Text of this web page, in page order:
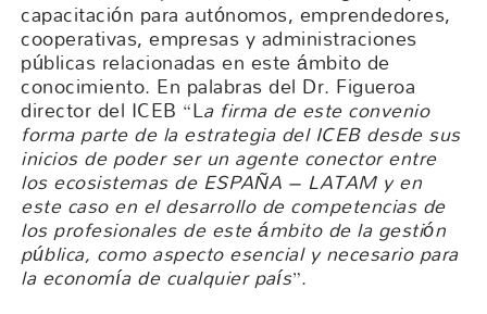
capacitación para autónomos, emprendedores,
cooperativas, empresas y administraciones
públicas relacionadas en este ámbito de
conocimiento. En palabras del Dr. Figueroa
director del ICEB “La firma de este convenio
forma parte de la estrategia del ICEB desde sus
inicios de poder ser un agente conector entre
los ecosistemas de ESPAÑA – LATAM y en
este caso en el desarrollo de competencias de
los profesionales de este ámbito de la gestión
pública, como aspecto esencial y necesario para
la economía de cualquier país”.